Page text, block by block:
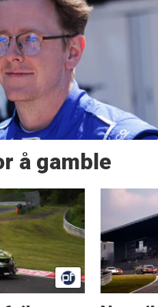
å gamble